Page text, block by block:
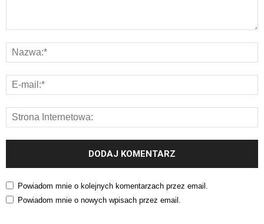
Powiadom mnie o kolejnych komentarzach przez email.
Powiadom mnie o nowych wpisach przez email.